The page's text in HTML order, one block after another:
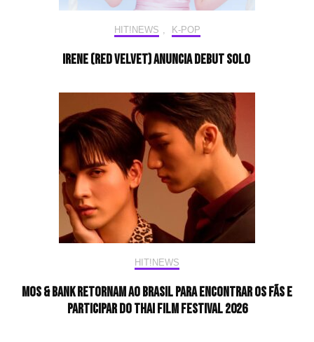
HIT!NEWS K-POP
Irene (Red Velvet) anuncia debut solo
HIT!NEWS
Mos & Bank retornam ao Brasil para encontrar os fãs e
participar do Thai Film Festival 2026